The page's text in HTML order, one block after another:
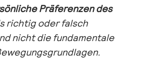
Präferenzen des
richtig oder falsch
nicht die fundamentale